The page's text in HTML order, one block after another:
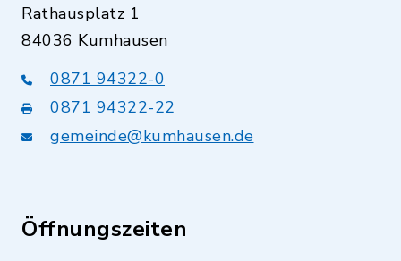
Rathausplatz 1
84036 Kumhausen
0871 94322-0
0871 94322-22
gemeinde@kumhausen.de
Öffnungszeiten